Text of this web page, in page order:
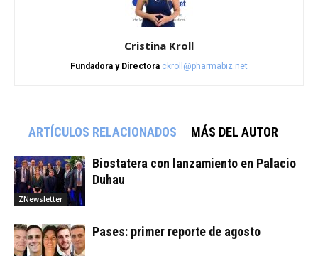
Cristina Kroll
Fundadora y Directora ckroll@pharmabiz.net
ARTÍCULOS RELACIONADOS MÁS DEL AUTOR
ZNewsletter
Biostatera con lanzamiento en Palacio
Duhau
Pases: primer reporte de agosto